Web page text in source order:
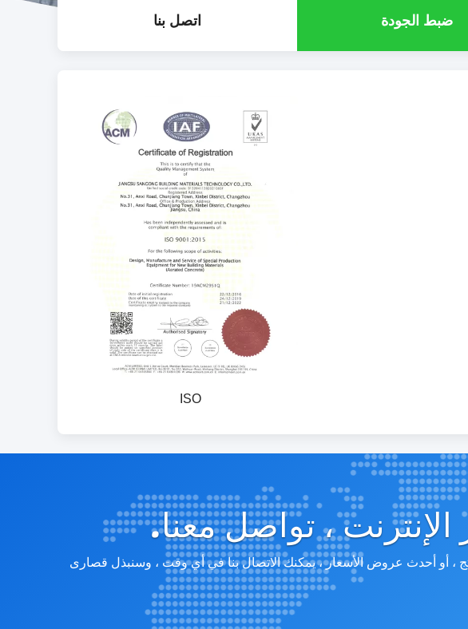
ضبط الجودة اتصل بنا
ISO
، تواصل معنا.
، أو أحدث عروض الأسعار ، يمكنك الاتصال بنا في أي وقت ، وسنبذل قصارى